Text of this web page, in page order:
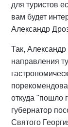
для туристов
вам будет
Александр
Так,
направления
откуда "пошло
губернатор
Святого